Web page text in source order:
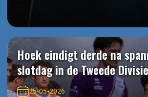
Hoek eindigt derde na
slotdag in de Tweede Divisie
25-05-2026